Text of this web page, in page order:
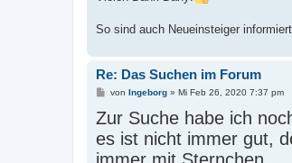
t
a
g
So sind auch Neueinsteiger
Re: Das Suchen im Forum
B
i
t
r
a
g
von Ingeborg» Mi Feb 26, 2020 7:37 pm
Zur Suche habe ich
es ist nicht immer gut,